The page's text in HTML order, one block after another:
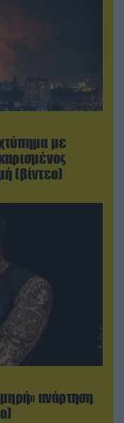
με
(βίντεο)
ανάρτηση